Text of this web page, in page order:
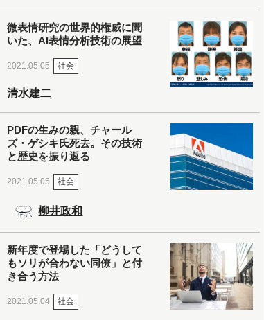
微表情研究の世界的権威に聞
いた、AI表情分析技術の展望
2021.05.05 社会
清水建二
PDFの生みの親、チャール
ズ・ゲシキ氏死去。その技術
と歴史を振り返る
2021.05.05 社会
柳井政和
新年度で登場した「どうして
もソリが合わない同僚」と付
き合う方法
2021.05.04 社会